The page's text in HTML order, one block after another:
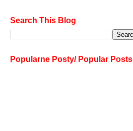
Search This Blog
Popularne Posty/ Popular Posts